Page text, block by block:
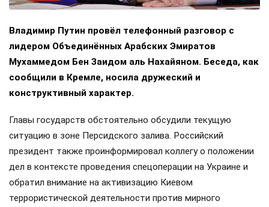
Владимир Путин провёл телефонный разговор с
лидером Объединённых Арабских Эмиратов
Мухаммедом Бен Заидом аль Нахайяном. Беседа, как
сообщили в Кремле, носила дружеский и
конструктивный характер.
Главы государств обстоятельно обсудили текущую
ситуацию в зоне Персидского залива. Российский
президент также проинформировал коллегу о положении
дел в контексте проведения спецоперации на Украине и
обратил внимание на активизацию Киевом
террористической деятельности против мирного